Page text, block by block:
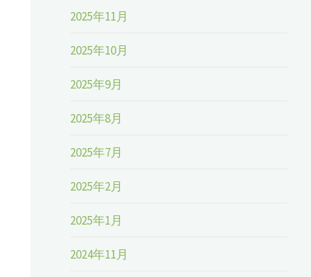
2025年11月
2025年10月
2025年9月
2025年8月
2025年7月
2025年2月
2025年1月
2024年11月